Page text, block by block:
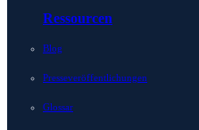
Ressourcen
Blog
Presseveröffentlichungen
Glossar